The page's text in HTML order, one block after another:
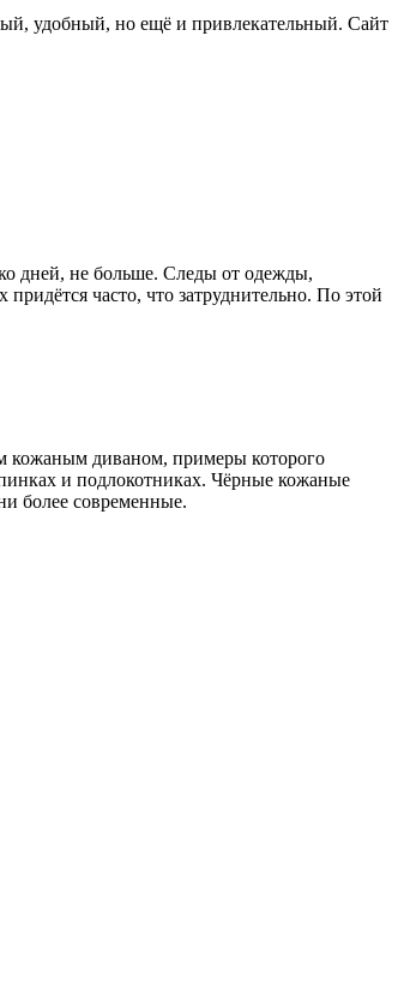
удобный, но ещё и привлекательный. Сайт
дней, не больше. Следы от одежды,
часто, что затруднительно. По этой
кожаным диваном, примеры которого
и подлокотниках. Чёрные кожаные
более современные.